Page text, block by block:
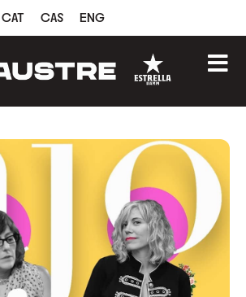
CAT CAS ENG